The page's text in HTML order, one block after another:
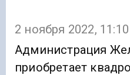
2 ноября 2022,
Администрация
приобретает